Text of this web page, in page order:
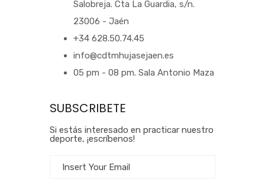
Salobreja. Cta La Guardia, s/n.
23006 - Jaén
+34 628.50.74.45
info@cdtmhujasejaen.es
05 pm - 08 pm. Sala Antonio Maza
SUBSCRIBETE
Si estás interesado en practicar nuestro
deporte, ¡escríbenos!